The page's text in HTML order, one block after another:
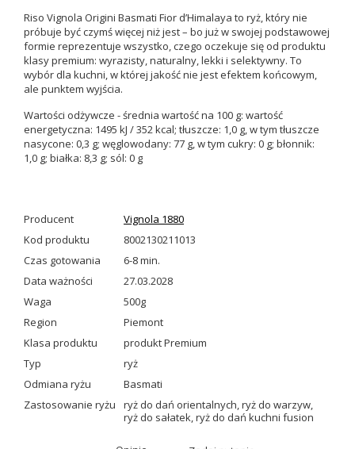
Riso Vignola Origini Basmati Fior d’Himalaya to ryż, który nie
próbuje być czymś więcej niż jest – bo już w swojej podstawowej
formie reprezentuje wszystko, czego oczekuje się od produktu
klasy premium: wyrazisty, naturalny, lekki i selektywny. To
wybór dla kuchni, w której jakość nie jest efektem końcowym,
ale punktem wyjścia.
Wartości odżywcze - średnia wartość na 100 g: wartość
energetyczna: 1495 kJ / 352 kcal; tłuszcze: 1,0 g, w tym tłuszcze
nasycone: 0,3 g; węglowodany: 77 g, w tym cukry: 0 g; błonnik:
1,0 g; białka: 8,3 g; sól: 0 g
Producent
Vignola 1880
Kod produktu
8002130211013
Czas gotowania
6-8 min.
Data ważności
27.03.2028
Waga
500g
Region
Piemont
Klasa produktu
produkt Premium
Typ
ryż
Odmiana ryżu
Basmati
Zastosowanie ryżu
ryż do dań orientalnych,ryż do warzyw,
ryż do sałatek,ryż do dań kuchni fusion